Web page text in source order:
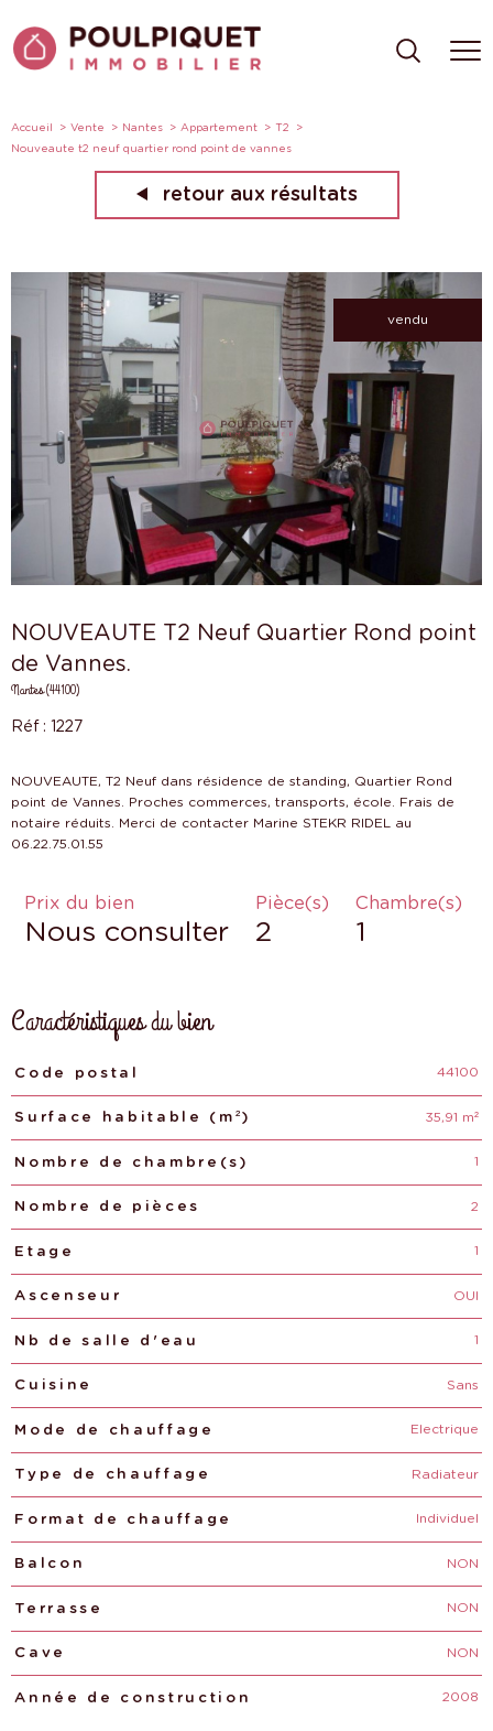
Accueil Vente Nantes Appartement
T2
Nouveaute t2 neuf quartier rond point de vannes
retour aux résultats
vendu
NOUVEAUTE T2 Neuf Quartier Rond point
de Vannes.
Nantes (44100)
Réf : 1227
NOUVEAUTE, T2 Neuf dans résidence de standing, Quartier Rond
point de Vannes. Proches commerces, transports, école. Frais de
notaire réduits. Merci de contacter Marine STEKR RIDEL au
Prix du bien
Nous consulter
Pièce(s)
2
Chambre(s)
1
Caractéristiques du bien
Caractéristiques Valeurs
Code postal 44100
Surface habitable (m²) 35,91 m²
Nombre de chambre(s) 1
Nombre de pièces 2
Etage 1
Ascenseur OUI
Nb de salle d'eau 1
Cuisine Sans
Mode de chauffage Electrique
Type de chauffage Radiateur
Format de chauffage Individuel
Balcon NON
Terrasse NON
Cave NON
Année de construction 2008